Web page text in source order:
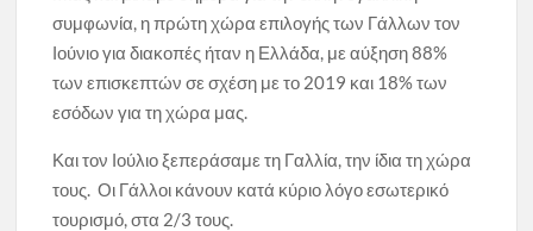
συμφωνία, η πρώτη χώρα επιλογής των Γάλλων τον
Ιούνιο για διακοπές ήταν η Ελλάδα, με αύξηση 88%
των επισκεπτών σε σχέση με το 2019 και 18% των
εσόδων για τη χώρα μας.
Και τον Ιούλιο ξεπεράσαμε τη Γαλλία, την ίδια τη χώρα
τους. Οι Γάλλοι κάνουν κατά κύριο λόγο εσωτερικό
τουρισμό, στα 2/3 τους.